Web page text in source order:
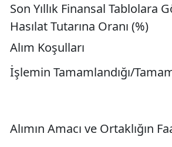
Son Yıllık Finansal Tablolara
Hasılat Tutarına Oranı (%)
Alım Koşulları
İşlemin Tamamlandığı/
Alımın Amacı ve Ortaklığın